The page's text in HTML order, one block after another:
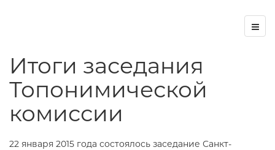
Итоги заседания
Топонимической
комиссии
22 января 2015 года состоялось заседание Санкт-